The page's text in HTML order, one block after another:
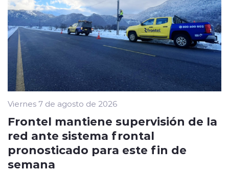
Viernes 7 de agosto de 2026
Frontel mantiene supervisión de la
red ante sistema frontal
pronosticado para este fin de
semana